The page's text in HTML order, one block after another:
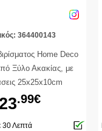
364400143
Home Deco
Ξύλο Ακακίας, με
25x25x10cm
23.99€
30 Λεπτά